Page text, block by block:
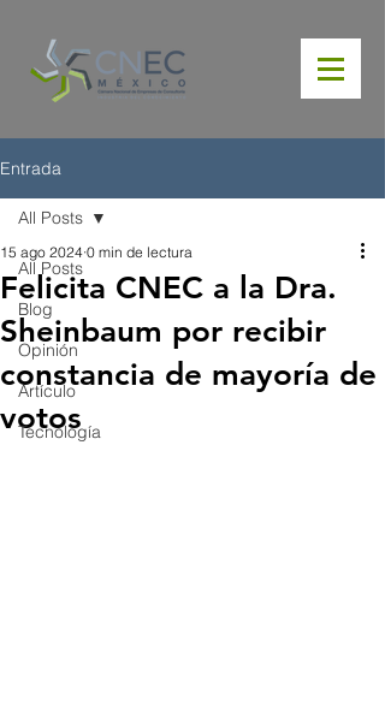
Entrada
All Posts
Blog
Opinión
Artículo
Tecnología
All Posts
Felicita CNEC a la Dra.
Sheinbaum por recibir
constancia de mayoría de
votos
15 ago 2024 0 min de lectura